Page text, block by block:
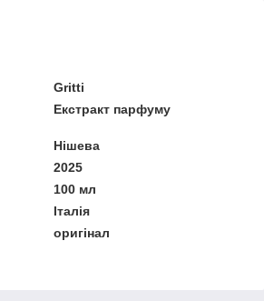
Gritti
Екстракт парфуму
Нішева
2025
100 мл
Італія
оригінал